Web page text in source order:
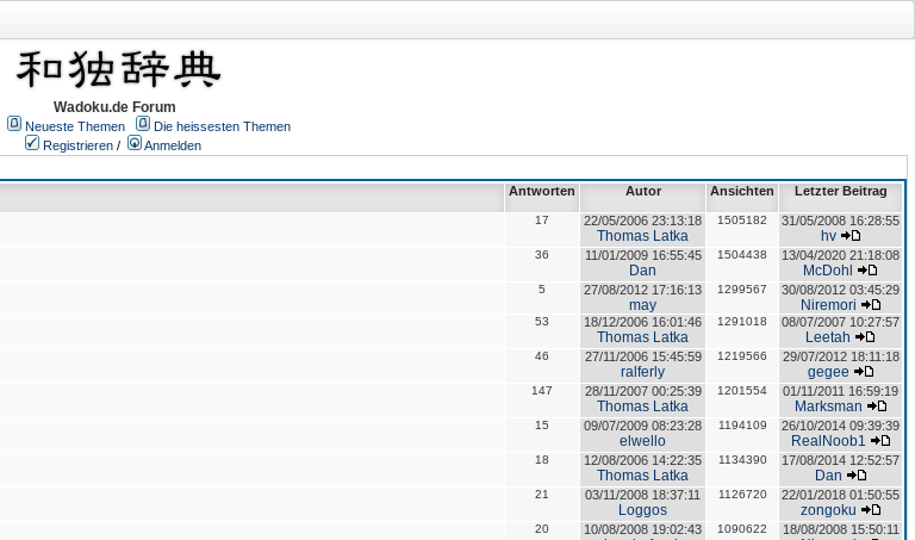
Wadoku.de Forum
Neueste Themen
Die heissesten Themen
Registrieren /
Anmelden
Antworten Autor Ansichten Letzter Beitrag
17 22/05/2006 23:13:18
Thomas Latka
1505182 31/05/2008 16:28:55
hv
36 11/01/2009 16:55:45
Dan
1504438 13/04/2020 21:18:08
McDohl
5 27/08/2012 17:16:13
may
1299567 30/08/2012 03:45:29
Niremori
53 18/12/2006 16:01:46
Thomas Latka
1291018 08/07/2007 10:27:57
Leetah
46 27/11/2006 15:45:59
ralferly
1219566 29/07/2012 18:11:18
gegee
147 28/11/2007 00:25:39
Thomas Latka
1201554 01/11/2011 16:59:19
Marksman
15 09/07/2009 08:23:28
elwello
1194109 26/10/2014 09:39:39
RealNoob1
18 12/08/2006 14:22:35
Thomas Latka
1134390 17/08/2014 12:52:57
Dan
21 03/11/2008 18:37:11
Loggos
1126720 22/01/2018 01:50:55
zongoku
20 10/08/2008 19:02:43 1090622 18/08/2008 15:50:11